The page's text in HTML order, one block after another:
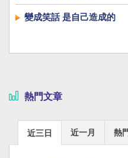
變成笑話 是自己造成的
熱門文章
近三日 近一月 熱